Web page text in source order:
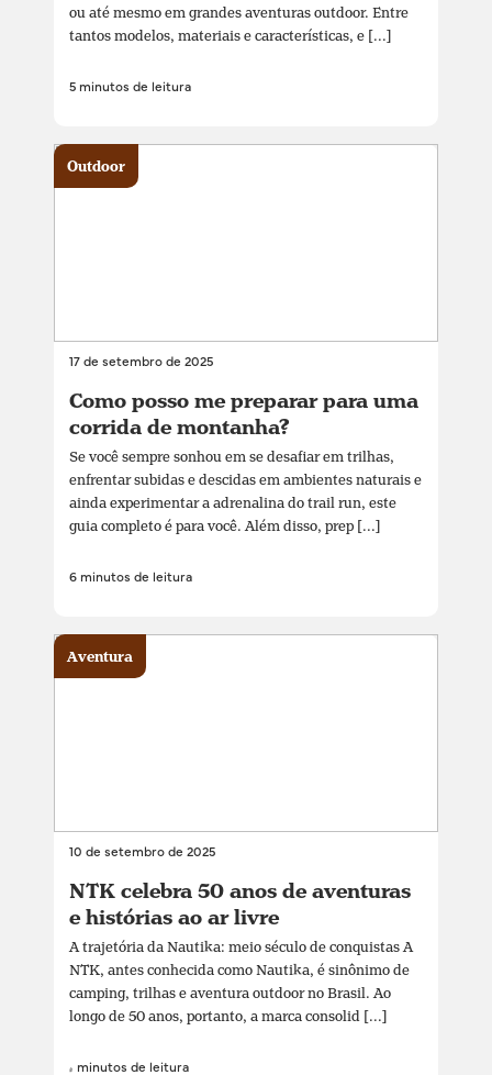
ou até mesmo em grandes aventuras outdoor. Entre
tantos modelos, materiais e características, e [...]
5 minutos de leitura
17 de setembro de 2025
Como posso me preparar para uma
corrida de montanha?
Se você sempre sonhou em se desafiar em trilhas,
enfrentar subidas e descidas em ambientes naturais e
ainda experimentar a adrenalina do trail run, este
guia completo é para você. Além disso, prep [...]
6 minutos de leitura
Outdoor
10 de setembro de 2025
NTK celebra 50 anos de aventuras
e histórias ao ar livre
A trajetória da Nautika: meio século de conquistas A
NTK, antes conhecida como Nautika, é sinônimo de
camping, trilhas e aventura outdoor no Brasil. Ao
longo de 50 anos, portanto, a marca consolid [...]
4 minutos de leitura
Aventura